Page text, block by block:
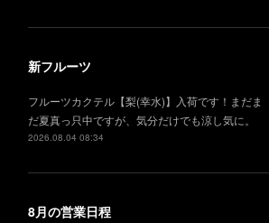
新フルーツ
フルーツカクテル【梨(幸水)】入荷です！まだま
だ夏真っ只中ですが、気分だけでも涼し気に。
2026.08.04 08:34
8月の営業日程